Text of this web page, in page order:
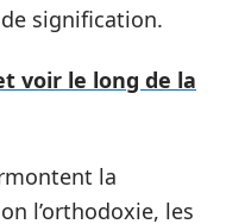
signification.
voir le long de la
la
l’orthodoxie, les